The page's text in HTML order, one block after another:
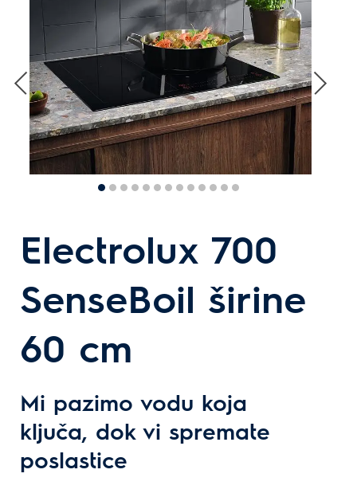
Electrolux 700
SenseBoil širine
60 cm
Mi pazimo vodu koja
ključa, dok vi spremate
poslastice